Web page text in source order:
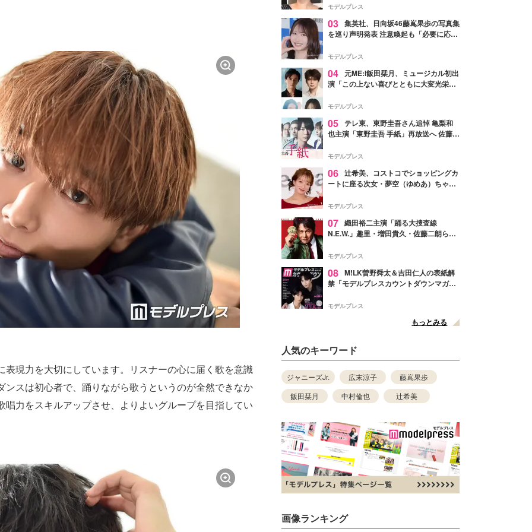
現力を大切にしています。リスナーの心に届く歌を意識
スは初心者で、踊りながら歌うというのが全然できなか
力をスキルアップさせ、よりよいグループを目指してい
モデルプレス
03 集英社、日向坂46藤嶌果歩の写真集
を巡り声明発表 注意喚起も「必要に応じ
モデルプレス
04 元ME:I飯田栞月、ミュージカル初出
演「この上ない喜びとともに大変光栄」
ャスト発表
モデルプレス
05 テレ東、東野圭吾さん追悼 亀梨和
也主演「東野圭吾 手紙」再放送へ 佐藤隆
モデルプレス
06 辻希美、コストコでショッピングカ
ートに座る次女・夢空（ゆめあ）ちゃん
ぎ」「成長を感じる」の声
モデルプレス
07 織田裕二主演「踊る大捜査線
N.E.W.」趣里・増田貴久・佐藤二朗ら新
徴する“謎のキーワード”も
モデルプレス
08 M!LK曽野舜太＆吉田仁人の表紙解
禁「モデルプレスカウントダウンマガジ
モデルプレス
もっとみる
人気のキーワード
ジャニーズJr. 広末涼子
藤嶌果歩
飯田栞月
中村倫也 辻希美
画像ランキング